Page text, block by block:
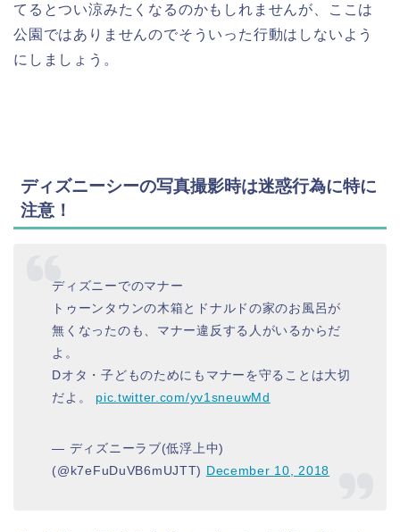
てるとつい涼みたくなるのかもしれませんが、ここは
公園ではありませんのでそういった行動はしないよう
にしましょう。
ディズニーシーの写真撮影時は迷惑行為に特に
注意！
ディズニーでのマナー
トゥーンタウンの木箱とドナルドの家のお風呂が
無くなったのも、マナー違反する人がいるからだ
よ。
Dオタ・子どものためにもマナーを守ることは大切
だよ。 pic.twitter.com/yv1sneuwMd
— ディズニーラブ(低浮上中)
(@k7eFuDuVB6mUJTT) December 10, 2018